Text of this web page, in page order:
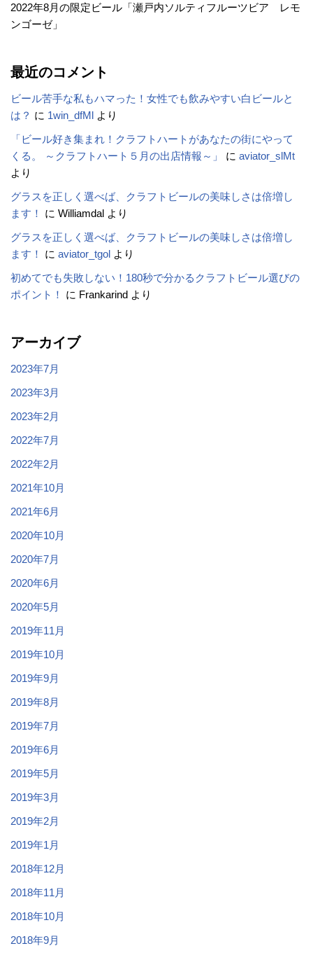
2022年8月の限定ビール「瀬戸内ソルティフルーツビア レモ
ンゴーゼ」
最近のコメント
ビール苦手な私もハマった！女性でも飲みやすい白ビールと
は？ に 1win_dfMl より
「ビール好き集まれ！クラフトハートがあなたの街にやって
くる。 ～クラフトハート５月の出店情報～」
に aviator_slMt
より
グラスを正しく選べば、クラフトビールの美味しさは倍増し
ます！
に Williamdal より
グラスを正しく選べば、クラフトビールの美味しさは倍増し
ます！
に aviator_tgol より
初めてでも失敗しない！180秒で分かるクラフトビール選びの
ポイント！
に Frankarind より
アーカイブ
2023年7月
2023年3月
2023年2月
2022年7月
2022年2月
2021年10月
2021年6月
2020年10月
2020年7月
2020年6月
2020年5月
2019年11月
2019年10月
2019年9月
2019年8月
2019年7月
2019年6月
2019年5月
2019年3月
2019年2月
2019年1月
2018年12月
2018年11月
2018年10月
2018年9月